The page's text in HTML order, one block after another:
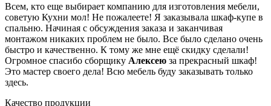
Всем, кто еще выбирает компанию для изготовления мебели,
советую Кухни мол! Не пожалеете! Я заказывала шкаф-купе в
спальню. Начиная с обсуждения заказа и заканчивая
монтажом никаких проблем не было. Все было сделано очень
быстро и качественно. К тому же мне ещё скидку сделали!
Огромное спасибо сборщику Алексею за прекрасный шкаф!
Это мастер своего дела! Всю мебель буду заказывать только
здесь.
Качество продукции